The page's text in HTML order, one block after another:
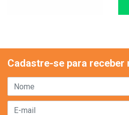
Cadastre-se para